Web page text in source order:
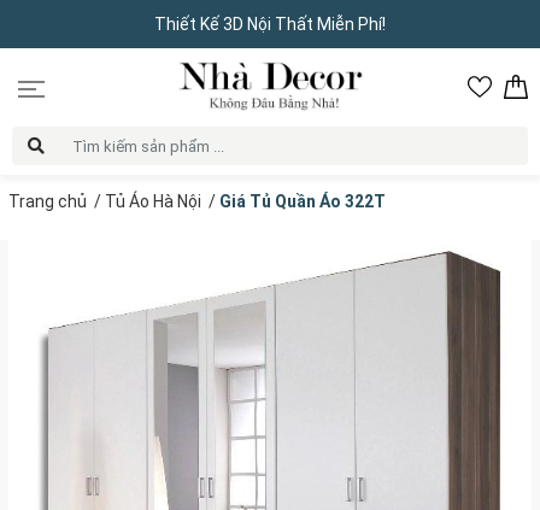
Thiết Kế 3D Nội Thất Miễn Phí!
Trang chủ / Tủ Áo Hà Nội / Giá Tủ Quần Áo 322T